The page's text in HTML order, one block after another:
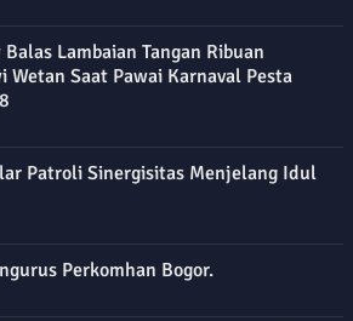
Lambaian Tangan Ribuan
Wetan Saat Pawai Karnaval Pesta
Patroli Sinergisitas Menjelang Idul
Perkomhan Bogor.